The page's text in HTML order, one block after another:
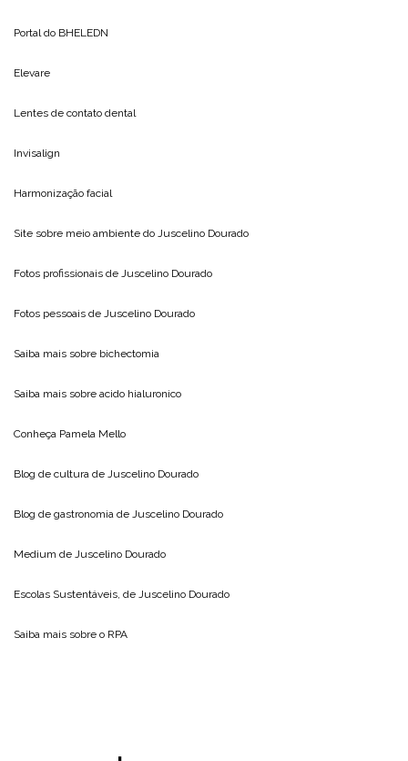
Portal do BHELEDN
Elevare
Lentes de contato dental
Invisalign
Harmonização facial
Site sobre meio ambiente do Juscelino Dourado
Fotos profissionais de Juscelino Dourado
Fotos pessoais de Juscelino Dourado
Saiba mais sobre bichectomia
Saiba mais sobre acido hialuronico
Conheça Pamela Mello
Blog de cultura de Juscelino Dourado
Blog de gastronomia de Juscelino Dourado
Medium de Juscelino Dourado
Escolas Sustentáveis, de Juscelino Dourado
Saiba mais sobre o RPA